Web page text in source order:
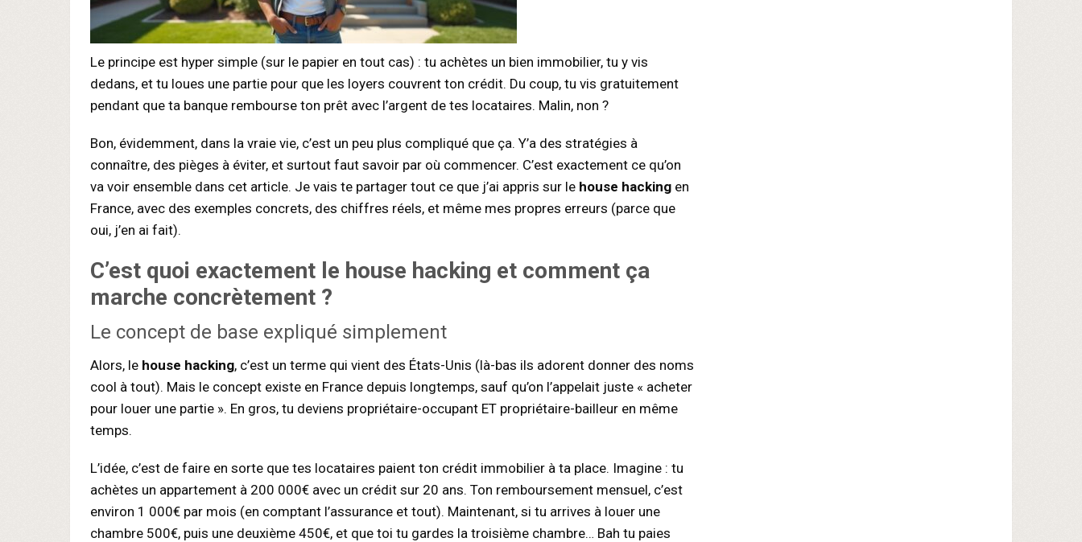
Le principe est hyper simple (sur le papier en tout cas) : tu achètes un bien immobilier, tu y vis
dedans, et tu loues une partie pour que les loyers couvrent ton crédit. Du coup, tu vis gratuitement
pendant que ta banque rembourse ton prêt avec l’argent de tes locataires. Malin, non ?
Bon, évidemment, dans la vraie vie, c’est un peu plus compliqué que ça. Y’a des stratégies à
connaître, des pièges à éviter, et surtout faut savoir par où commencer. C’est exactement ce qu’on
va voir ensemble dans cet article. Je vais te partager tout ce que j’ai appris sur le house hacking en
France, avec des exemples concrets, des chiffres réels, et même mes propres erreurs (parce que
oui, j’en ai fait).
C’est quoi exactement le house hacking et comment ça
marche concrètement ?
Le concept de base expliqué simplement
Alors, le house hacking, c’est un terme qui vient des États-Unis (là-bas ils adorent donner des noms
cool à tout). Mais le concept existe en France depuis longtemps, sauf qu’on l’appelait juste « acheter
pour louer une partie ». En gros, tu deviens propriétaire-occupant ET propriétaire-bailleur en même
temps.
L’idée, c’est de faire en sorte que tes locataires paient ton crédit immobilier à ta place. Imagine : tu
achètes un appartement à 200 000€ avec un crédit sur 20 ans. Ton remboursement mensuel, c’est
environ 1 000€ par mois (en comptant l’assurance et tout). Maintenant, si tu arrives à louer une
chambre 500€, puis une deuxième 450€, et que toi tu gardes la troisième chambre… Bah tu paies